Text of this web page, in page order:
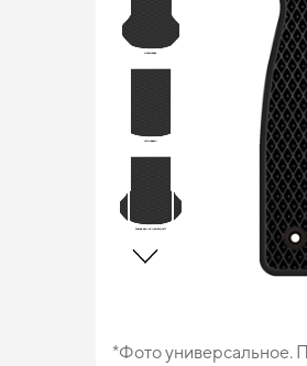
*Фото универсальное.